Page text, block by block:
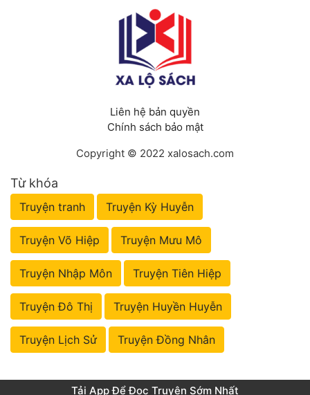
Liên hệ bản quyền
Chính sách bảo mật
Copyright © 2022 xalosach.com
Từ khóa
Truyện tranh Truyện Kỳ Huyễn
Truyện Võ Hiệp Truyện Mưu Mô
Truyện Nhập Môn Truyện Tiên Hiệp
Truyện Đô Thị Truyện Huyền Huyễn
Truyện Lịch Sử Truyện Đồng Nhân
Tải App Để Đọc Truyện Sớm Nhất